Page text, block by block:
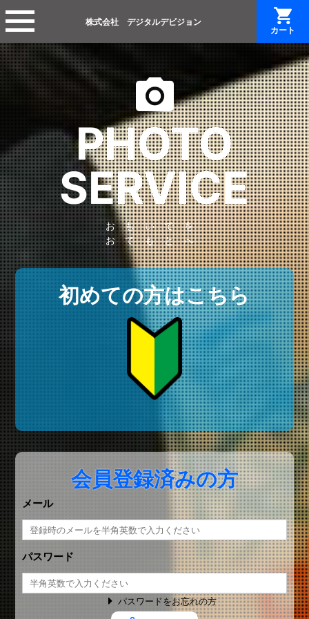
株式会社 デジタルデビジョン
カート
PHOTO
SERVICE
おもいでを
おてもとへ
初めての方はこちら
会員登録済みの方
メール
パスワード
パスワードをお忘れの方